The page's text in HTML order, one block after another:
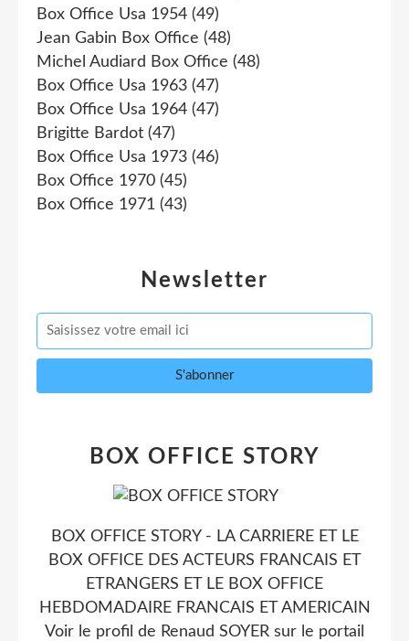
Newsletter
Box Office Usa 1954 (49)
Jean Gabin Box Office (48)
Michel Audiard Box Office (48)
Box Office Usa 1963 (47)
Box Office Usa 1964 (47)
Brigitte Bardot (47)
Box Office Usa 1973 (46)
Box Office 1970 (45)
Box Office 1971 (43)
BOX OFFICE STORY
BOX OFFICE STORY - LA CARRIERE ET LE
BOX OFFICE DES ACTEURS FRANCAIS ET
ETRANGERS ET LE BOX OFFICE
HEBDOMADAIRE FRANCAIS ET AMERICAIN
Voir le profil de Renaud SOYER sur le portail